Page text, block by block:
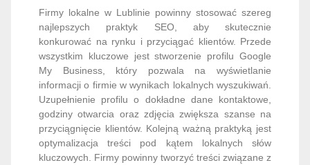
Firmy lokalne w Lublinie powinny stosować szereg
najlepszych praktyk SEO, aby skutecznie
konkurować na rynku i przyciągać klientów. Przede
wszystkim kluczowe jest stworzenie profilu Google
My Business, który pozwala na wyświetlanie
informacji o firmie w wynikach lokalnych wyszukiwań.
Uzupełnienie profilu o dokładne dane kontaktowe,
godziny otwarcia oraz zdjęcia zwiększa szanse na
przyciągnięcie klientów. Kolejną ważną praktyką jest
optymalizacja treści pod kątem lokalnych słów
kluczowych. Firmy powinny tworzyć treści związane z